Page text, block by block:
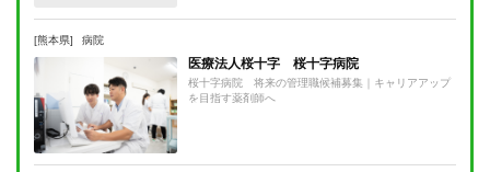
[熊本県] 病院
医療法人桜十字 桜十字病院
桜十字病院 将来の管理職候補募集｜キャリアアップ
を目指す薬剤師へ